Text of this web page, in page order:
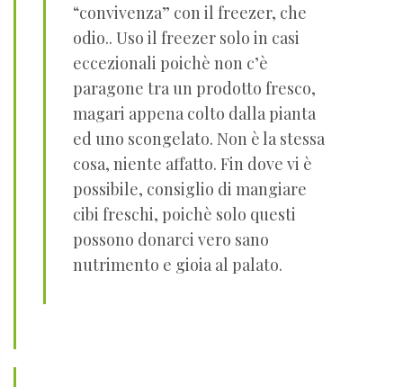
“convivenza” con il freezer, che
odio.. Uso il freezer solo in casi
eccezionali poichè non c’è
paragone tra un prodotto fresco,
magari appena colto dalla pianta
ed uno scongelato. Non è la stessa
cosa, niente affatto. Fin dove vi è
possibile, consiglio di mangiare
cibi freschi, poichè solo questi
possono donarci vero sano
nutrimento e gioia al palato.